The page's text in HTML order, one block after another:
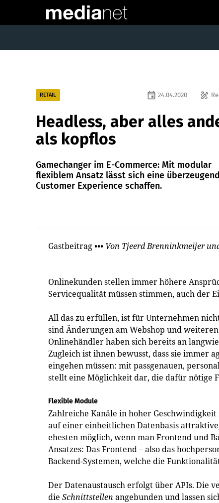
RETAIL draw
event 24.04.2020
Headless, aber alles
als kopflos
Gamechanger im E-Commerce: Mit modular
flexiblem Ansatz lässt sich eine
Customer Experience schaffen.
Gastbeitrag ••• Von Tjeerd Brenninkmeijer
Onlinekunden stellen immer höhere
Servicequalität müssen stimmen, auch der
All das zu erfüllen, ist für Unternehmen
sind Änderungen am Webshop und
Onlinehändler haben sich bereits an
Zugleich ist ihnen bewusst, dass sie immer
eingehen müssen: mit passgenauen,
stellt eine Möglichkeit dar, die dafür nötige
Flexible Module
Zahlreiche Kanäle in hoher
auf einer einheitlichen Datenbasis
ehesten möglich, wenn man Front­end und
Ansatzes: Das Front­end – also das
Backend-Systemen, welche die
Der Datenaustausch erfolgt über APIs. Die
die Schnittstellen angebunden und lassen